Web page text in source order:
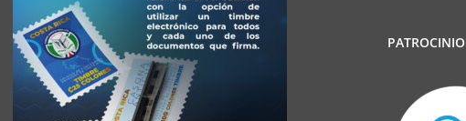
PATROCINIO